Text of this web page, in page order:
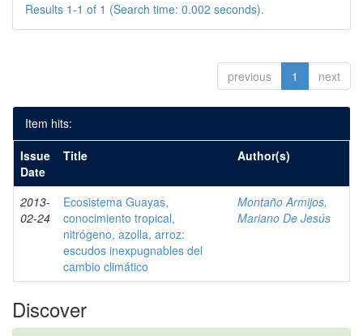
Results 1-1 of 1 (Search time: 0.002 seconds).
previous 1 next
Item hits:
Issue
Date
Title Author(s)
2013-
02-24
Ecosistema Guayas,
conocimiento tropical,
nitrógeno, azolla, arroz:
escudos inexpugnables del
cambio climático
Montaño Armijos,
Mariano De Jesús
Discover